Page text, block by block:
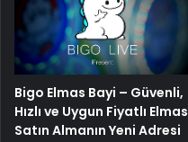
Bigo Elmas Bayi – Güvenli,
Hızlı ve Uygun Fiyatlı Elmas
Satın Almanın Yeni Adresi